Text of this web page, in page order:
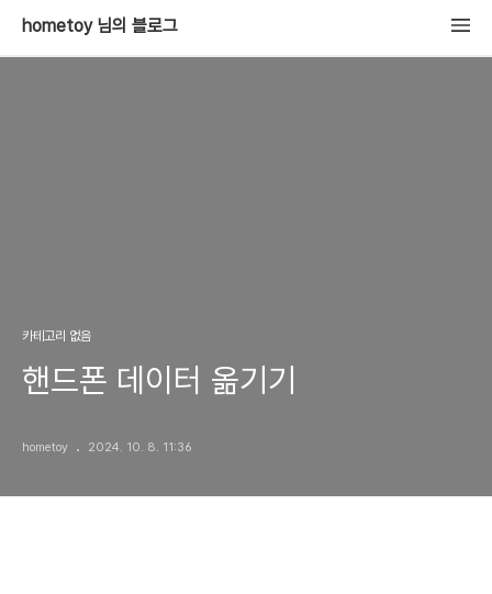
hometoy 님의 블로그
카테고리 없음
핸드폰 데이터 옮기기
hometoy 2024. 10. 8. 11:36